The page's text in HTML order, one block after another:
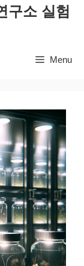
구소 실험
Menu